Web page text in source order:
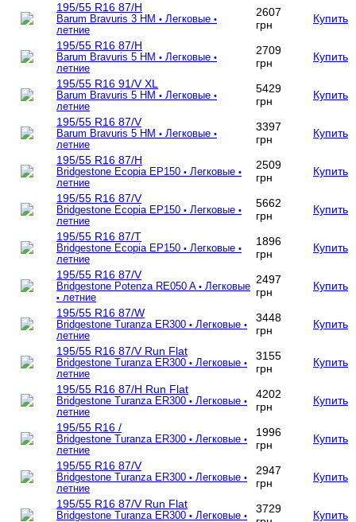
195/55 R16 87/H
Barum Bravuris 3 HM • Легковые •
летние
2607
грн
Купить
195/55 R16 87/H
Barum Bravuris 5 HM • Легковые •
летние
2709
грн
Купить
195/55 R16 91/V XL
Barum Bravuris 5 HM • Легковые •
летние
5429
грн
Купить
195/55 R16 87/V
Barum Bravuris 5 HM • Легковые •
летние
3397
грн
Купить
195/55 R16 87/H
Bridgestone Ecopia EP150 • Легковые •
летние
2509
грн
Купить
195/55 R16 87/V
Bridgestone Ecopia EP150 • Легковые •
летние
5662
грн
Купить
195/55 R16 87/T
Bridgestone Ecopia EP150 • Легковые •
летние
1896
грн
Купить
195/55 R16 87/V
Bridgestone Potenza RE050 A • Легковые
• летние
2497
грн
Купить
195/55 R16 87/W
Bridgestone Turanza ER300 • Легковые •
летние
3448
грн
Купить
195/55 R16 87/V Run Flat
Bridgestone Turanza ER300 • Легковые •
летние
3155
грн
Купить
195/55 R16 87/H Run Flat
Bridgestone Turanza ER300 • Легковые •
летние
4202
грн
Купить
195/55 R16 /
Bridgestone Turanza ER300 • Легковые •
летние
1996
грн
Купить
195/55 R16 87/V
Bridgestone Turanza ER300 • Легковые •
летние
2947
грн
Купить
195/55 R16 87/V Run Flat
Bridgestone Turanza ER300 • Легковые •
3729
Купить